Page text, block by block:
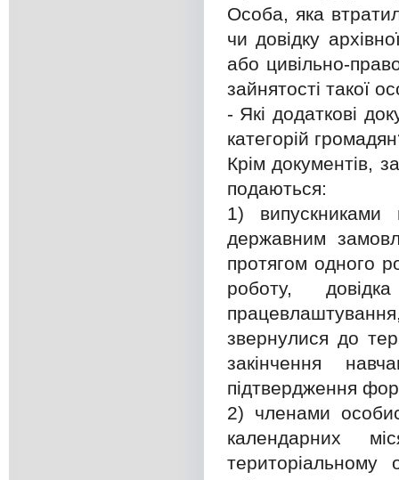
Особа, яка
чи довідку
або цивільно-
зайнятості такої
- Які додаткові
категорій
Крім документів,
подаються:
1) випускниками
державним
протягом одного
роботу,
звернулися до
закінчення
підтвердження
2) членами
календарних